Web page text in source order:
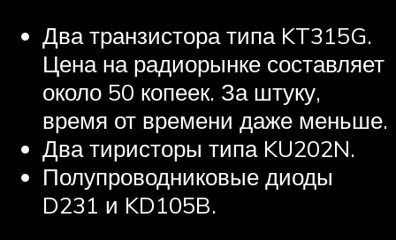
Два транзистора типа KT315G.
Цена на радиорынке составляет
около 50 копеек. За штуку,
время от времени даже меньше.
Два тиристоры типа KU202N.
Полупроводниковые диоды
D231 и KD105B.